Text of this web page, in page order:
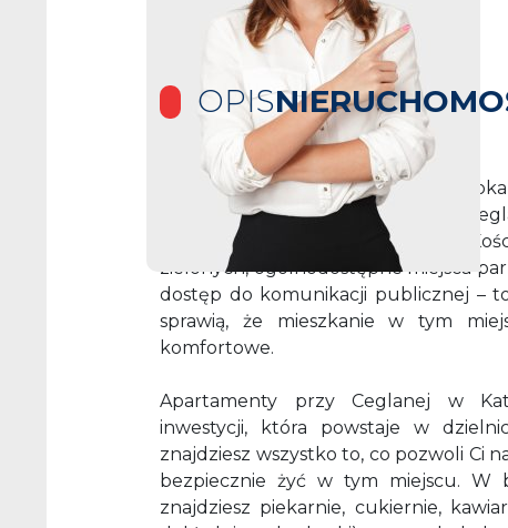
OPIS
Szukasz mieszkania w idealnej
powiesz na mieszkanie przy ulicy
do centrum, blisko do Parku
zielonych, ogólnodostępne miejsca
dostęp do komunikacji publicznej –
sprawią, że mieszkanie w tym
komfortowe.
Apartamenty przy Ceglanej w
inwestycji, która powstaje w
znajdziesz wszystko to, co pozwoli Ci
bezpiecznie żyć w tym miejscu. W
znajdziesz piekarnie, cukiernie,